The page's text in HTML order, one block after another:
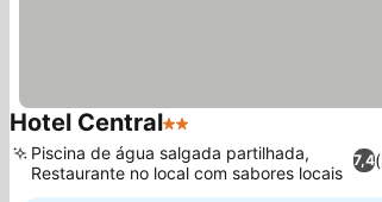
Hotel Central2 Estrelas
7,4
Piscina de água salgada partilhada,
Restaurante no local com sabores locais